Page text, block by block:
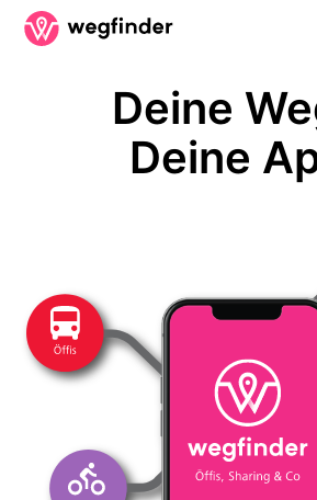
Deine
Deine